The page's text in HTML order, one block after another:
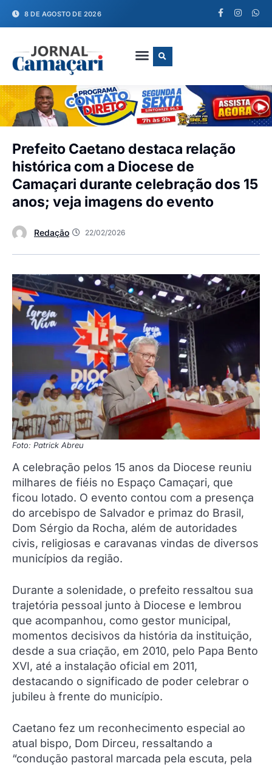
8 DE AGOSTO DE 2026
Prefeito Caetano destaca relação
histórica com a Diocese de
Camaçari durante celebração dos 15
anos; veja imagens do evento
Redação 22/02/2026
Foto: Patrick Abreu
A celebração pelos 15 anos da Diocese reuniu
milhares de fiéis no Espaço Camaçari, que
ficou lotado. O evento contou com a presença
do arcebispo de Salvador e primaz do Brasil,
Dom Sérgio da Rocha, além de autoridades
civis, religiosas e caravanas vindas de diversos
municípios da região.
Durante a solenidade, o prefeito ressaltou sua
trajetória pessoal junto à Diocese e lembrou
que acompanhou, como gestor municipal,
momentos decisivos da história da instituição,
desde a sua criação, em 2010, pelo Papa Bento
XVI, até a instalação oficial em 2011,
destacando o significado de poder celebrar o
jubileu à frente do município.
Caetano fez um reconhecimento especial ao
atual bispo, Dom Dirceu, ressaltando a
“condução pastoral marcada pela escuta, pela